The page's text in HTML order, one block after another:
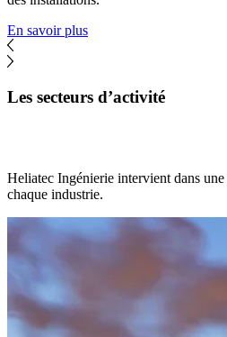
En savoir plus
Les secteurs d’activité
Heliatec Ingénierie intervient dans une
chaque industrie.